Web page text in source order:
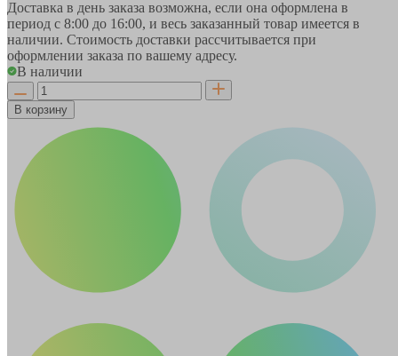
Доставка в день заказа возможна, если она оформлена в
период с 8:00 до 16:00, и весь заказанный товар имеется в
наличии. Стоимость доставки рассчитывается при
оформлении заказа по вашему адресу.
В наличии
В корзину